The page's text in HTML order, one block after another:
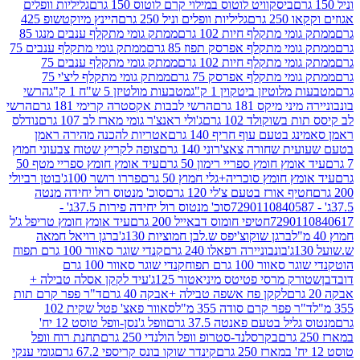
ביסקוויט לוטוס במילוי קרם לוטוס 150 גרם
גליליות וופלים
גרם
גליליות וופלים וניל 250 גרם
היינץ מיוקטשופ 425
מתקלף חיות 102 גרם
ממתק גומי מתקלף ענבים מנגו 85
מתקלף אפרסק תפוז 85 גרם
ממתק גומי מתקלף ענבים 75
מתקלף חיות 102 גרם
ממתק גומי מתקלף ענבים 75
מתקלף אפרסק 75 גרם
ממתק גומי מתקלף ליצ'י 75
ביטקוין 1 ק"ג
מטבעות מולטיזן 5 ש"ח 1 ק"ג
הרשי
מיקס 181 גרם
הרשי לבבות אקסטרה קרימי 181 גרם
הרשי
102 גרם
ג'ולי ראנצ'ר גומי מארז לב 107 גרם
נודלס
עוף חריף 140 גרם
אטריות להכנה מהירה ראמן
שחורה צאצ'רוני 140 גרם
צופה לקריץ שטוח צבעוני חמוץ
חומץ ספריי רימון 50 גרם
עיד אומץ חומץ ספריי מטף 50
חומץ סוכריה+גלי חמוץ 50 גרם
פררו רושר 100ג'
בוטן רביולי
אורז בטעם צ'לי 120 גרם
סוכ' מנטוס רול יחידה מנטה
סוכ' מנטוס רול יחידה פירות 37.5ג' -
חטיפי חומוס דבאייל 200 גרם
עיד אומץ חומץ טריפל ג'ל
ברגן שוקוצ'יפס ש.לבן חמוציות 130ג'
ברגן רויאל חמאה
בונבוניירה רפאלו 240 גרם
קנדי שוגר סאוור 100 גרם תפוח
100 גרם תפוח
קנדי שוגר סאוור 100 גרם
מרסי פטיטס מיניאטור 125ג'
עיד לקקן אסלה טבילה +
לקקן פח אשפה טבילה +אבקה 40 גרם
ד"ר פפר קרם תות
פפר קרם סודה 355 מ"ל
סאוור פאצ' פטל שקית 102
בטעם פאנטה 37.5 גרם
וופל ג'נסן-וופל טוסט 12 יח'
בקרסלנד-סטרופ וופל הולנדי 250 גרם
תחנת רוח וופל
קינדר שוקו בונס קריספי 67.2 גרם
גומי ענקי